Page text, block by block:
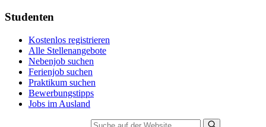
Studenten
Kostenlos registrieren
Alle Stellenangebote
Nebenjob suchen
Ferienjob suchen
Praktikum suchen
Bewerbungstipps
Jobs im Ausland